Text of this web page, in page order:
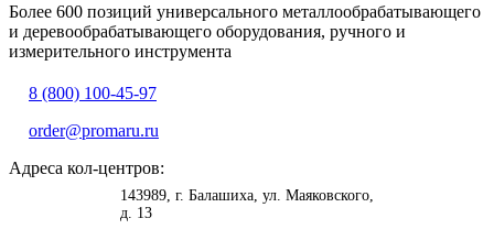
Более 600 позиций универсального металлообрабатывающего
и деревообрабатывающего оборудования, ручного и
измерительного инструмента
8 (800) 100-45-97
order@promaru.ru
Адреса кол-центров:
143989 , г. Балашиха ул. Маяковского,
д. 13